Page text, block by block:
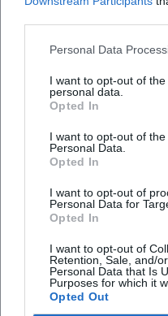
Personal Data
I want to opt-out of
personal data.
Opted In
I want to opt-out of
Personal Data.
Opted In
I want to opt-out of
Personal Data for
Opted In
I want to opt-out of
Retention, Sale, and/
Personal Data that Is
Purposes for which it
Opted Out
Häufig gestellte
Wann findet der
der Ablauf